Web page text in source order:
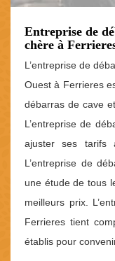
Entreprise de
chère à
L’entreprise de
Ouest à Ferrieres
débarras de cave
L’entreprise de
ajuster ses tarifs
L’entreprise de
une étude de tous
meilleurs prix.
Ferrieres tient
établis pour